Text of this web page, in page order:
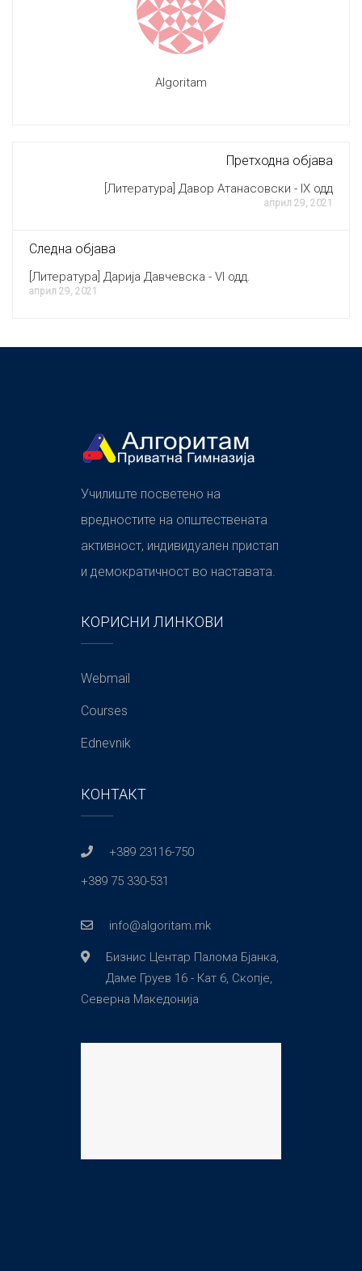
Algoritam
Претходна објава
[Литература] Давор Атанасовски - IX одд
април 29, 2021
Следна објава
[Литература] Дарија Давчевска - VI одд.
април 29, 2021
Училиште посветено на
вредностите на општествената
активност, индивидуален пристап
и демократичност во наставата.
КОРИСНИ ЛИНКОВИ
Webmail
Courses
Ednevnik
КОНТАКТ
+389 23116-750
+389 75 330-531
info@algoritam.mk
Бизнис Центар Палома Бјанка,
Даме Груев 16 - Кат 6, Скопје,
Северна Македонија